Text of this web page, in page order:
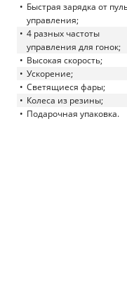
Быстрая зарядка от
управления;
4 разных частоты
управления для гонок;
Высокая скорость;
Ускорение;
Светящиеся фары;
Колеса из резины;
Подарочная упаковка.